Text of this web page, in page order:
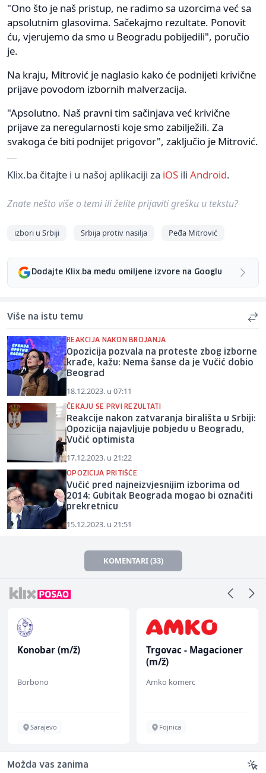
"Ono što je naš pristup, ne radimo sa uzorcima već sa
apsolutnim glasovima. Sačekajmo rezultate. Ponovit
ću, vjerujemo da smo u Beogradu pobijedili", poručio
je.
Na kraju, Mitrović je naglasio kako će podnijeti krivične
prijave povodom izbornih malverzacija.
"Apsolutno. Naš pravni tim sačinjava već krivične
prijave za neregularnosti koje smo zabilježili. Za
svakoga će biti podnijet prigovor", zaključio je Mitrović.
Klix.ba čitajte i u našoj aplikaciji za iOS ili Android.
Znate nešto više o temi ili želite prijaviti grešku u tekstu?
izbori u Srbiji Srbija protiv nasilja Peđa Mitrović
Dodajte Klix.ba među omiljene izvore na Googlu
Više na istu temu
REAKCIJA NAKON BROJANJA
Opozicija pozvala na proteste zbog izborne
krađe, kažu: Nema šanse da je Vučić dobio
Beograd
18.12.2023. u 07:11
ČEKAJU SE PRVI REZULTATI
Reakcije nakon zatvaranja birališta u Srbiji:
Opozicija najavljuje pobjedu u Beogradu,
Vučić optimista
17.12.2023. u 21:22
OPOZICIJA PRITIŠĆE
Vučić pred najneizvjesnijim izborima od
2014: Gubitak Beograda mogao bi označiti
prekretnicu
15.12.2023. u 21:51
KOMENTARI (33)
Konobar (m/ž)
Borbono
Sarajevo
Trgovac - Magacioner
(m/ž)
Amko komerc
Fojnica
Možda vas zanima